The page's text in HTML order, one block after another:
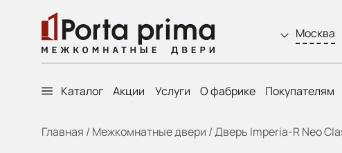
Москва
Каталог Акции Услуги О фабрике Покупателям
Главная / Межкомнатные двери /Дверь Imperia-R Neo